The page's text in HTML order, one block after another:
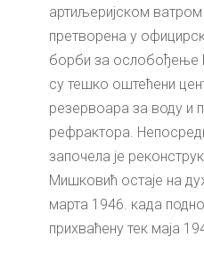
артиљеријском ватром
претворена у
борби за ослобођење
су тешко оштећени
резервоара за воду и
рефрактора.
започела је
Мишковић остаје на
марта 1946. када
прихваћену тек маја